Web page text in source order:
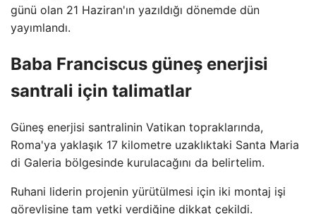
günü olan 21 Haziran'ın yazıldığı dönemde dün
yayımlandı.
Baba Franciscus güneş enerjisi
santrali için talimatlar
Güneş enerjisi santralinin Vatikan topraklarında,
Roma'ya yaklaşık 17 kilometre uzaklıktaki Santa Maria
di Galeria bölgesinde kurulacağını da belirtelim.
Ruhani liderin projenin yürütülmesi için iki montaj işi
görevlisine tam yetki verdiğine dikkat çekildi.